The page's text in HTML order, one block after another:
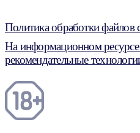
Политика обработки файлов
На информационном
рекомендательные